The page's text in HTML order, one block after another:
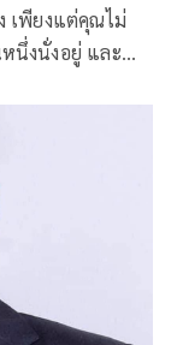
เพียงแต่คุณไม่
นึ่งนั่งอยู่ และ
เอาเปรียบคนจน